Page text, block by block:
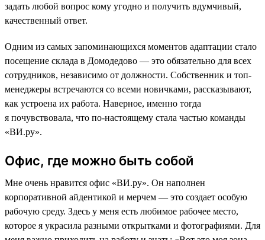
задать любой вопрос кому угодно и получить вдумчивый,
качественный ответ.
Одним из самых запоминающихся моментов адаптации стало
посещение склада в Домодедово — это обязательно для всех
сотрудников, независимо от должности. Собственник и топ-
менеджеры встречаются со всеми новичками, рассказывают,
как устроена их работа. Наверное, именно тогда
я почувствовала, что по-настоящему стала частью команды
«ВИ.ру».
Офис, где можно быть собой
Мне очень нравится офис «ВИ.ру». Он наполнен
корпоративной айдентикой и мерчем — это создает особую
рабочую среду. Здесь у меня есть любимое рабочее место,
которое я украсила разными открытками и фотографиями. Для